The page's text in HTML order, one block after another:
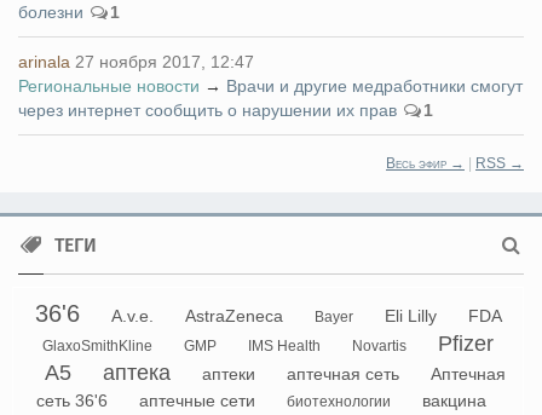
болезни
1
arinala 27 ноября 2017, 12:47
Региональные новости → Врачи и другие медработники смогут
через интернет сообщить о нарушении их прав
1
Весь эфир → RSS →
ТЕГИ
36'6 A.v.e. AstraZeneca Bayer Eli Lilly FDA
GlaxoSmithKline GMP IMS Health Novartis
Pfizer
А5
аптека аптеки аптечная сеть
Аптечная
сеть 36'6
аптечные сети биотехнологии вакцина